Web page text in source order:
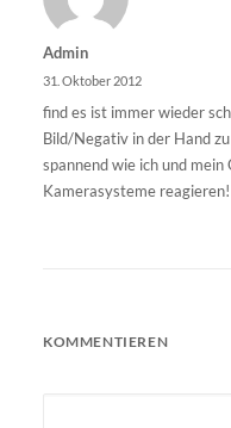
Admin
31. Oktober 2012
find es ist immer wieder
Bild/Negativ in der Hand
spannend wie ich und
Kamerasysteme reagieren!
KOMMENTIEREN